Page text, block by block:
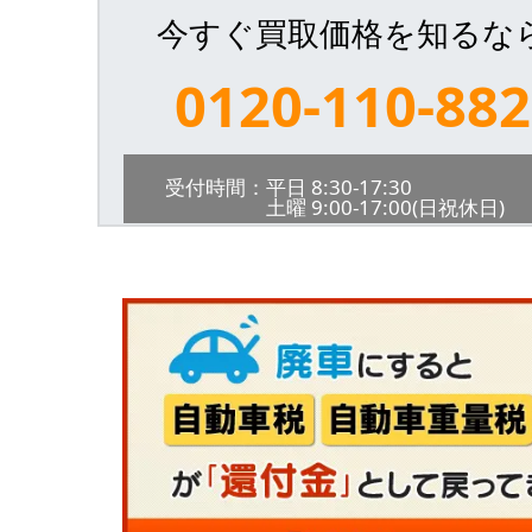
今すぐ買取価格を知るな
0120-110-882
受付時間：平日 8:30-17:30
土曜 9:00-17:00(日祝休日)